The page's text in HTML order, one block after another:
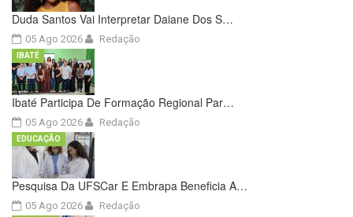
Duda Santos Vai Interpretar Daiane Dos S…
05 Ago 2026 Redação
Ibaté Participa De Formação Regional Par…
05 Ago 2026
IBATÉ
Redação
Pesquisa Da UFSCar E Embrapa Beneficia A…
05 Ago 2026
EDUCAÇÃO
Redação